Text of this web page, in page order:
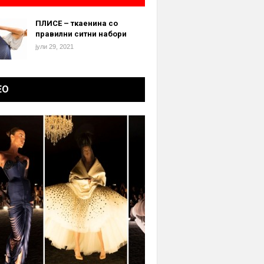
ПЛИСЕ – ткаенина со
правилни ситни набори
јули 29, 2021